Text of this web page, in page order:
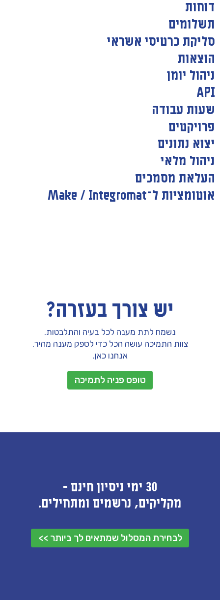
דוחות
תשלומים
סליקת כרטיסי אשראי
הוצאות
ניהול יומן
API
שעות עבודה
פרויקטים
יצוא נתונים
ניהול מלאי
העלאת מסמכים
אוטומציות ל־Make / Integromat
יש צורך בעזרה?
נשמח לתת מענה לכל בעיה והתלבטות.
צוות התמיכה עושה הכל כדי לספק מענה מהיר.
אנחנו כאן.
טופס פניה לתמיכה
30 ימי ניסיון חינם -
מקליקים, נרשמים ומתחילים.
לבחירת המסלול שמתאים לך ביותר >>